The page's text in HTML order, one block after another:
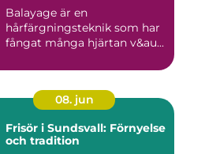
Balayage är en
hårfärgningsteknik som har
fångat många hjärtan v&au...
08. jun
Frisör i Sundsvall: Förnyelse
och tradition